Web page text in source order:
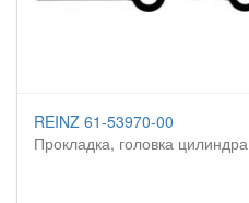
REINZ 61-53970-00
Прокладка, головка цилиндра